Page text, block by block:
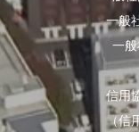
一般
一
信用
（信